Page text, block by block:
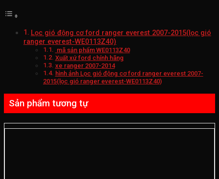
Lọc gió động cơ ford ranger everest 2007-2015(lọc gió
ranger everest-WE0113Z40)
mã sản phẩm WE0113Z40
Xuất xứ ford chính hãng
xe ranger 2007-2014
hình ảnh Lọc gió động cơ ford ranger everest 2007-
2015(lọc gió ranger everest-WE0113Z40)
Sản phẩm tương tự